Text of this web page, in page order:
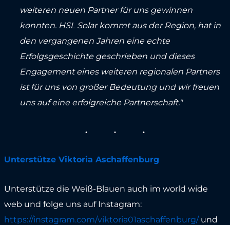
weiteren neuen Partner für uns gewinnen
konnten. HSL Solar kommt aus der Region, hat in
den vergangenen Jahren eine echte
Erfolgsgeschichte geschrieben und dieses
Engagement eines weiteren regionalen Partners
ist für uns von großer Bedeutung und wir freuen
uns auf eine erfolgreiche Partnerschaft."
Unterstütze Viktoria Aschaffenburg
Unterstütze die Weiß-Blauen auch im world wide
web und folge uns auf Instagram:
https://instagram.com/viktoria01aschaffenburg/und